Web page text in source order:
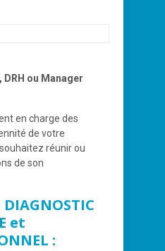
ou Manager
en charge des
de votre
réunir ou
de son
et
: